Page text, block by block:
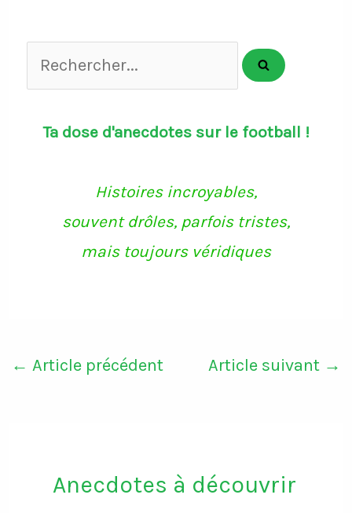
Rechercher...
Ta dose d'anecdotes sur le football !
Histoires incroyables,
souvent drôles, parfois tristes,
mais toujours véridiques
← Article précédent Article suivant →
Anecdotes à découvrir